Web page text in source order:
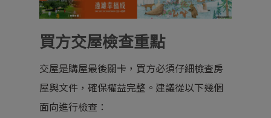
買方交屋檢查重點
交屋是購屋最後關卡，買方必須仔細檢查房
屋與文件，確保權益完整。建議從以下幾個
面向進行檢查：